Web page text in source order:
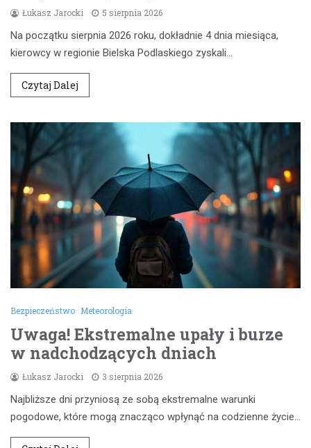
Łukasz Jarocki 5 sierpnia 2026
Na początku sierpnia 2026 roku, dokładnie 4 dnia miesiąca,
kierowcy w regionie Bielska Podlaskiego zyskali…
Czytaj Dalej
Bezpieczeństwo Meteorologia
Uwaga! Ekstremalne upały i burze
w nadchodzących dniach
Łukasz Jarocki 3 sierpnia 2026
Najbliższe dni przyniosą ze sobą ekstremalne warunki
pogodowe, które mogą znacząco wpłynąć na codzienne życie…